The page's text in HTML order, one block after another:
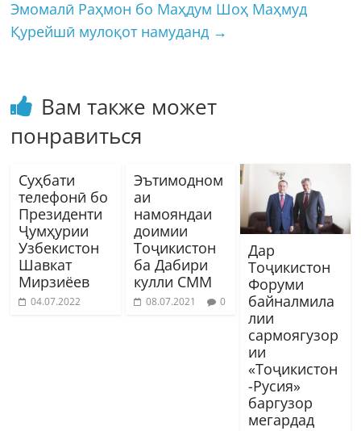
Эмомалӣ Раҳмон бо Маҳдум Шоҳ Маҳмуд
Қурейшӣ мулоқот намуданд →
Вам также может
понравиться
Суҳбати
телефонӣ бо
Президенти
Ҷумҳурии
Узбекистон
Шавкат
Мирзиёев
04.07.2022
Эътимодном
аи
намояндаи
доимии
Тоҷикистон
ба Дабири
кулли СММ
08.07.2021 0
Дар
Тоҷикистон
Форуми
байналмила
лии
сармоягузор
ии
«Тоҷикистон
-Русия»
баргузор
мегардад